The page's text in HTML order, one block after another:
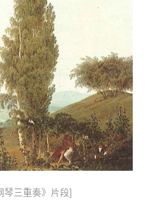
琴三重奏》片段]